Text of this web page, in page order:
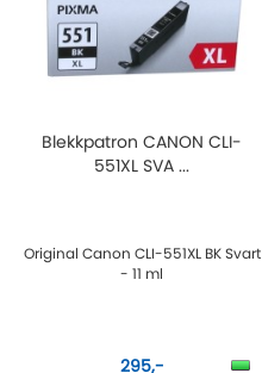
Blekkpatron CANON CLI-
551XL SVA ...
Original Canon CLI-551XL BK Svart
- 11 ml
295,-